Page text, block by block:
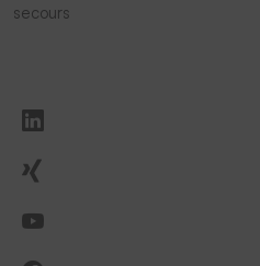
secours